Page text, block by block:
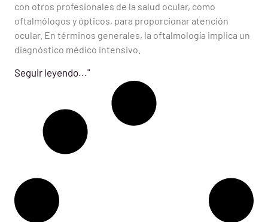
con otros profesionales de la salud ocular, como
oftalmólogos y ópticos, para proporcionar atención
ocular. En términos generales, la oftalmología implica un
diagnóstico médico intensivo.
Seguir leyendo..."